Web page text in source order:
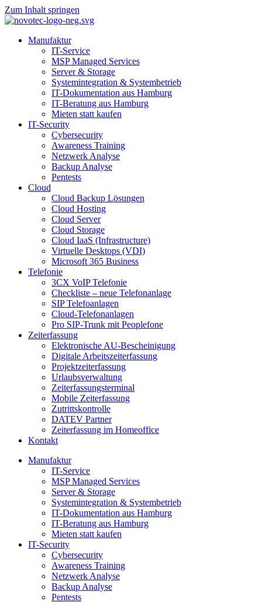
Zum Inhalt springen
Manufaktur
IT-Service
MSP Managed Services
Server & Storage
Systemintegration & Systembetrieb
IT-Dokumentation aus Hamburg
IT-Beratung aus Hamburg
Mieten statt kaufen
IT-Security
Cybersecurity
Awareness Training
Netzwerk Analyse
Backup Analyse
Pentests
Cloud
Cloud Backup Lösungen
Cloud Hosting
Cloud Server
Cloud Storage
Cloud IaaS (Infrastructure)
Virtuelle Desktops (VDI)
Microsoft 365 Business
Telefonie
3CX VoIP Telefonie
Checkliste – neue Telefonanlage
SIP Telefoanlagen
Cloud-Telefonanlagen
Pro SIP-Trunk mit Peoplefone
Zeiterfassung
Elektronische AU-Bescheinigung
Digitale Arbeitszeiterfassung
Projektzeiterfassung
Urlaubsverwaltung
Zeiterfassungsterminal
Mobile Zeiterfassung
Zutrittskontrolle
DATEV Partner
Zeiterfassung im Homeoffice
Kontakt
Manufaktur
IT-Service
MSP Managed Services
Server & Storage
Systemintegration & Systembetrieb
IT-Dokumentation aus Hamburg
IT-Beratung aus Hamburg
Mieten statt kaufen
IT-Security
Cybersecurity
Awareness Training
Netzwerk Analyse
Backup Analyse
Pentests